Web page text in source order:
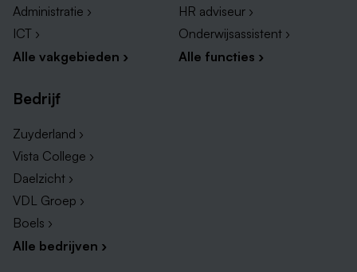
Administratie ›
ICT ›
Alle vakgebieden ›
HR adviseur ›
Onderwijsassistent ›
Alle functies ›
Bedrijf
Zuyderland ›
Vista College ›
Daelzicht ›
VDL Groep ›
Boels ›
Alle bedrijven ›